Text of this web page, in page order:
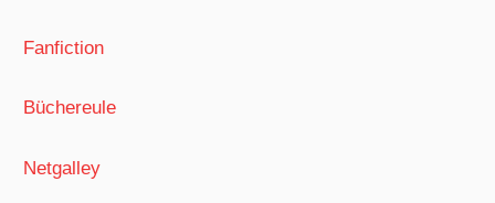
Fanfiction
Büchereule
Netgalley